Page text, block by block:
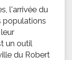
l'arrivée du
populations
un outil
du Robert